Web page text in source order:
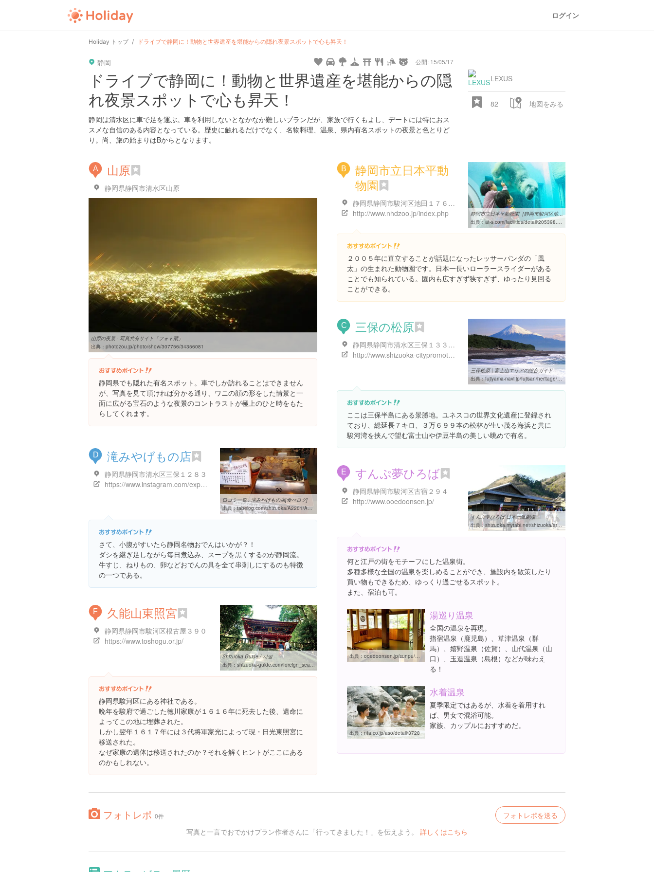
ログイン
Holiday トップ ドライブで静岡に！動物と世界遺産を堪能からの隠れ夜景スポットで心も昇天！
静岡 公開: 15/05/17
28.522 px
user tel time url guide hot type star camera settings profile print rank mail lock calendar access
ドライブで静岡に！動物と世界遺産を堪能からの隠
れ夜景スポットで心も昇天！
静岡は清水区に車で足を運ぶ。車を利用しないとなかなか難しいプランだが、家族で行くもよし、デートには特におス
スメな自信のある内容となっている。歴史に触れるだけでなく、名物料理、温泉、県内有名スポットの夜景と色とりど
り。尚、旅の始まりはBからとなります。
LEXUS
82 地図をみる
A 山原
静岡県静岡市清水区山原
山原の夜景 - 写真共有サイト「フォト蔵」
出典： photozou.jp/photo/show/307756/34356081
静岡県でも隠れた有名スポット。車でしか訪れることはできません
が、写真を見て頂ければ分かる通り、ワニの顔の形をした情景と一
面に広がる宝石のような夜景のコントラストが極上のひと時をもた
らしてくれます。
B
静岡市立日本平動
物園
静岡県静岡市駿河区池田１７６７-６
http://www.nhdzoo.jp/index.php
静岡市立日本平動物園［静岡市駿河区池田］ | 静岡新聞SBS - @S ...
出典： at-s.com/facilities/detail/205398.html
２００５年に直立することが話題になったレッサーパンダの「風
太」の生まれた動物園です。日本一長いローラースライダーがある
ことでも知られている。園内も広すぎず狭すぎず、ゆったり見回る
ことができる。
C 三保の松原
静岡県静岡市清水区三保１３３８-４５
http://www.shizuoka-citypromotion.jp/mihonomatsubara/
三保松原 | 富士山エリアの総合ガイド - フジヤマNAVI
出典：fujiyama-navi.jp/fujisan/heritage/page/21
ここは三保半島にある景勝地。ユネスコの世界文化遺産に登録され
ており、総延長７キロ、３万６９９本の松林が生い茂る海浜と共に
駿河湾を挟んで望む富士山や伊豆半島の美しい眺めで有名。
D 滝みやげもの店
静岡県静岡市清水区三保１２８３
https://www.instagram.com/explore/locations/1340753252672663
口コミ一覧 : 滝みやげもの店[食べログ]
出典：tabelog.com/shizuoka/A2201/A220101/22016662/dtlrvwlst
さて、小腹がすいたら静岡名物おでんはいかが？！
ダシを継ぎ足しながら毎日煮込み、スープを黒くするのが静岡流。
牛すじ、ねりもの、卵などおでんの具を全て串刺しにするのも特徴
の一つである。
E すんぷ夢ひろば
静岡県静岡市駿河区古宿２９４
http://www.ooedoonsen.jp/
すんぷ夢ひろば 日本元気劇場
出典：shizuoka.mytabi.net/shizuoka/archives/sunpu-nihon-genki-gekijyo.php
何と江戸の街をモチーフにした温泉街。
多種多様な全国の温泉を楽しめることができ、施設内を散策したり
買い物もできるため、ゆっくり過ごせるスポット。
また、宿泊も可。
出典： ooedoonsen.jp/sunpu/onsen/yumeguri.html
湯巡り温泉
全国の温泉を再現。
指宿温泉（鹿児島）、草津温泉（群
馬）、嬉野温泉（佐賀）、山代温泉（山
口）、玉造温泉（島根）などが味わえ
る！
出典：nta.co.jp/aso/detail/3728
水着温泉
夏季限定ではあるが、水着を着用すれ
ば、男女で混浴可能。
家族、カップルにおすすめだ。
F 久能山東照宮
静岡県静岡市駿河区根古屋３９０
https://www.toshogu.or.jp/
Shizuoka Guide / 시설
出典： shizuoka-guide.com/foreign_search/detail/4/5673
静岡県駿河区にある神社である。
晩年を駿府で過ごした徳川家康が１６１６年に死去した後、遺命に
よってこの地に埋葬された。
しかし翌年１６１７年には３代将軍家光によって現・日光東照宮に
移送された。
なぜ家康の遺体は移送されたのか？それを解くヒントがここにある
のかもしれない。
フォトレポ 0件
フォトレポを送る
写真と一言でおでかけプラン作者さんに「行ってきました！」を伝えよう。 詳しくはこちら